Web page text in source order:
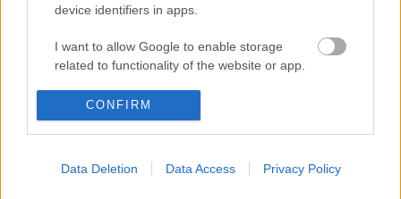
device identifiers in apps.
I want to allow Google to enable storage
related to functionality of the website or app.
I want to allow Google to enable storage
related to personalization.
related to security, including authentication
CONFIRM
Data Deletion Data Access Privacy Policy
Posibles cambios en la alineación:
duda. En caso de no llegar al partido, Etxeita y Nyom
seguirán ocupando sus puestos. Arambarri acabó tocado el
¿Aún no juegas a Comunio? Regístrate, ¡gratis!